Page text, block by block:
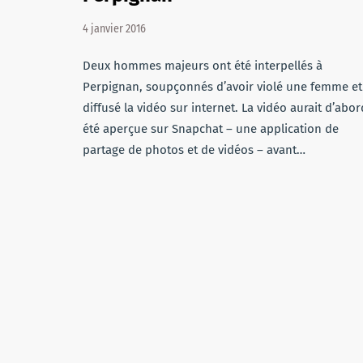
4 janvier 2016
Deux hommes majeurs ont été interpellés à
Perpignan, soupçonnés d’avoir violé une femme et
diffusé la vidéo sur internet. La vidéo aurait
été aperçue sur Snapchat – une application de
partage de photos et de vidéos – avant…